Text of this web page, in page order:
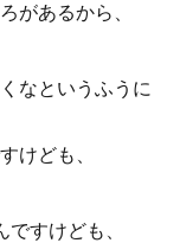
があるから、
なというふうに
けども、
すけども、